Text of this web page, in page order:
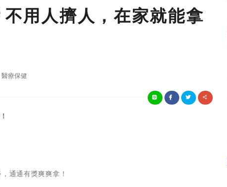
用人擠人，在家就能拿
醫療保健
通通有獎爽爽拿！